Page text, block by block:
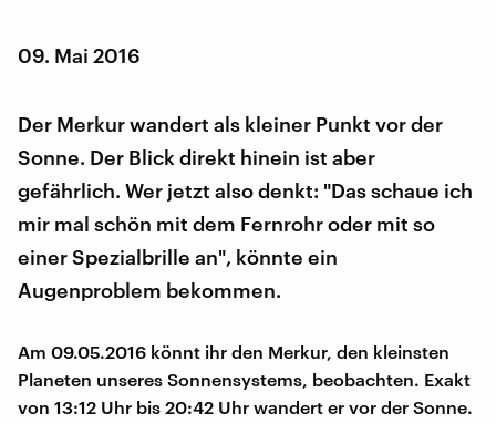
09. Mai 2016
Der Merkur wandert als kleiner Punkt vor der
Sonne. Der Blick direkt hinein ist aber
gefährlich. Wer jetzt also denkt: "Das schaue ich
mir mal schön mit dem Fernrohr oder mit so
einer Spezialbrille an", könnte ein
Augenproblem bekommen.
Am 09.05.2016 könnt ihr den Merkur, den kleinsten
Planeten unseres Sonnensystems, beobachten. Exakt
von 13:12 Uhr bis 20:42 Uhr wandert er vor der Sonne.